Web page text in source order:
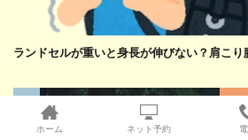
ランドセルが重いと身長が伸びない？肩こり
ホーム ネット予約